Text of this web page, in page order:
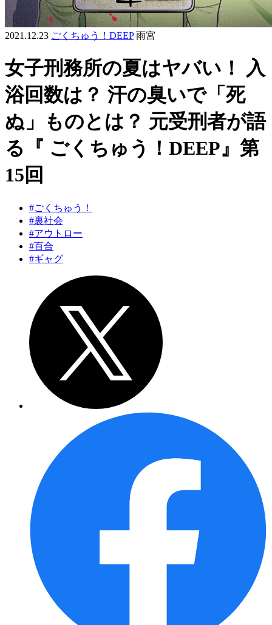
2021.12.23 ごくちゅう！DEEP 雨宮
女子刑務所の夏はヤバい！ 入
浴回数は？ 汗の臭いで「死
ぬ」ものとは？ 元受刑者が語
る『 ごくちゅう！DEEP』第
15回
#ごくちゅう！
#裏社会
#アウトロー
#百合
#ギャグ